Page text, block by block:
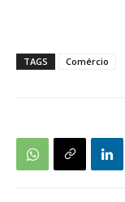
TAGS Comércio